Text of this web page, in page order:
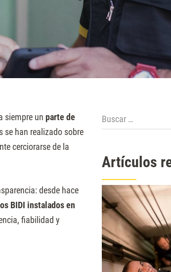
siempre un parte de
se han realizado sobre
cerciorarse de la
desde hace
BIDI instalados en
fiabilidad y
Buscar:
Artículos